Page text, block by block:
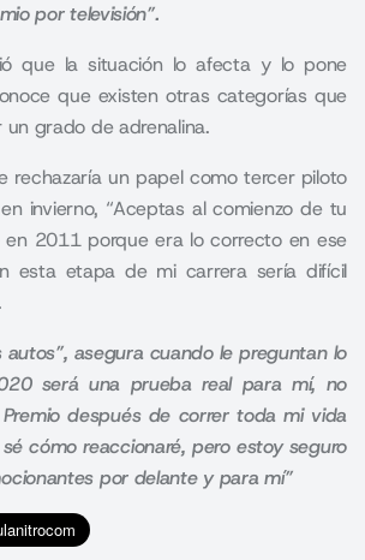
por televisión”.
que la situación lo afecta y lo pone
que existen otras categorías que
grado de adrenalina.
rechazaría un papel como tercer piloto
invierno, “Aceptas al comienzo de tu
en 2011 porque era lo correcto en ese
esta etapa de mi carrera sería difícil
autos”, asegura cuando le preguntan lo
será una prueba real para mí, no
después de correr toda mi vida
cómo reaccionaré, pero estoy seguro
por delante y para mí”